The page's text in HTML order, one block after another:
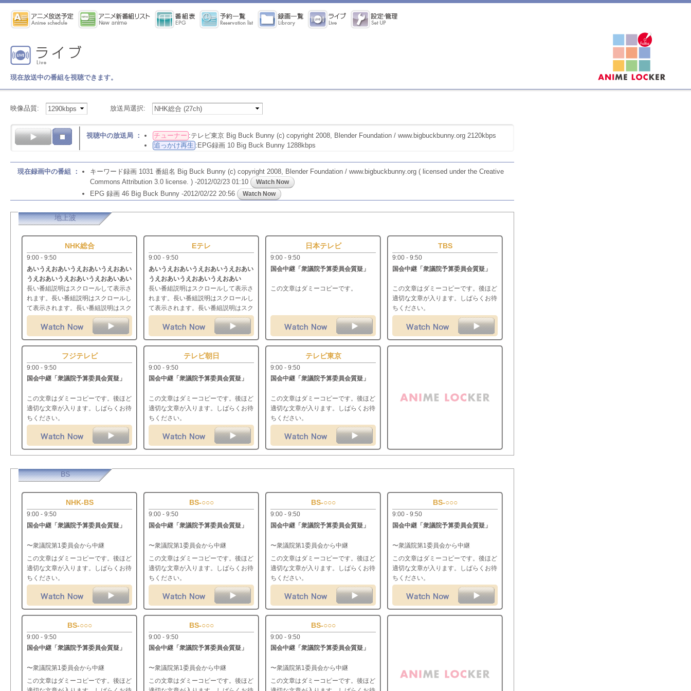
現在放送中の番組を視聴できます。
映像品質: 放送局選択:
視聴中の放送局 ： チューナー :テレビ東京 Big Buck Bunny (c) copyright 2008, Blender Foundation / www.bigbuckbunny.org 2120kbps
追っかけ再生 :EPG録画 10 Big Buck Bunny 1288kbps
現在録画中の番組 ：
キーワード録画 1031 番組名 Big Buck Bunny (c) copyright 2008, Blender Foundation / www.bigbuckbunny.org ( licensed under the Creative
Commons Attribution 3.0 license. ) -2012/02/23 01:10
EPG 録画 46 Big Buck Bunny -2012/02/22 20:56
地上波
NHK総合
9:00 - 9:50
あいうえおあいうえおあいうえおあい
うえおあいうえおあいうえおあいあい
うえおあいうえおあいうえおあいうえ
おあいうえおあいうえおあい
長い番組説明はスクロールして表示さ
れます。長い番組説明はスクロールし
て表示されます。長い番組説明はスク
ロールして表示されます。長い番組説
明はスクロールして表示されます。長
い番組説明はスクロールして表示され
ます。
Eテレ
9:00 - 9:50
あいうえおあいうえおあいうえおあい
うえおあいうえおあいうえおあい
長い番組説明はスクロールして表示さ
れます。長い番組説明はスクロールし
て表示されます。長い番組説明はスク
ロールして表示されます。長い番組説
明はスクロールして表示されます。長
い番組説明はスクロールして表示され
ます。
日本テレビ
9:00 - 9:50
国会中継「衆議院予算委員会質疑」
この文章はダミーコピーです。
TBS
9:00 - 9:50
国会中継「衆議院予算委員会質疑」
この文章はダミーコピーです。後ほど
適切な文章が入ります。しばらくお待
ちください。
フジテレビ
9:00 - 9:50
国会中継「衆議院予算委員会質疑」
この文章はダミーコピーです。後ほど
適切な文章が入ります。しばらくお待
ちください。
テレビ朝日
9:00 - 9:50
国会中継「衆議院予算委員会質疑」
この文章はダミーコピーです。後ほど
適切な文章が入ります。しばらくお待
ちください。
テレビ東京
9:00 - 9:50
国会中継「衆議院予算委員会質疑」
この文章はダミーコピーです。後ほど
適切な文章が入ります。しばらくお待
ちください。
BS
NHK-BS
9:00 - 9:50
国会中継「衆議院予算委員会質疑」
〜衆議院第1委員会から中継
この文章はダミーコピーです。後ほど
適切な文章が入ります。しばらくお待
ちください。
BS-○○○
9:00 - 9:50
国会中継「衆議院予算委員会質疑」
〜衆議院第1委員会から中継
この文章はダミーコピーです。後ほど
適切な文章が入ります。しばらくお待
ちください。
BS-○○○
9:00 - 9:50
国会中継「衆議院予算委員会質疑」
〜衆議院第1委員会から中継
この文章はダミーコピーです。後ほど
適切な文章が入ります。しばらくお待
ちください。
BS-○○○
9:00 - 9:50
国会中継「衆議院予算委員会質疑」
〜衆議院第1委員会から中継
この文章はダミーコピーです。後ほど
適切な文章が入ります。しばらくお待
ちください。
BS-○○○
9:00 - 9:50
国会中継「衆議院予算委員会質疑」
〜衆議院第1委員会から中継
この文章はダミーコピーです。後ほど
BS-○○○
9:00 - 9:50
国会中継「衆議院予算委員会質疑」
〜衆議院第1委員会から中継
この文章はダミーコピーです。後ほど
BS-○○○
9:00 - 9:50
国会中継「衆議院予算委員会質疑」
〜衆議院第1委員会から中継
この文章はダミーコピーです。後ほど